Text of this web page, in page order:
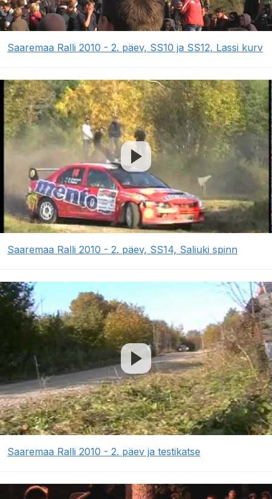
Saaremaa Ralli 2010 - 2. päev, SS10 ja SS12, Lassi kurv
Saaremaa Ralli 2010 - 2. päev, SS14, Saliuki spinn
Saaremaa Ralli 2010 - 2. päev ja testikatse